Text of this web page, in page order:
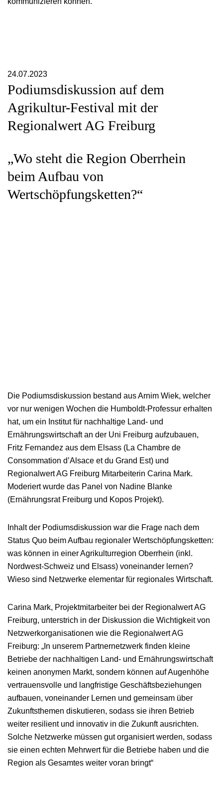
24.07.2023
Podiumsdiskussion auf dem
Agrikultur-Festival mit der
Regionalwert AG Freiburg
„Wo steht die Region Oberrhein
beim Aufbau von
Wertschöpfungsketten?“
Die Podiumsdiskussion bestand aus Arnim Wiek, welcher
vor nur wenigen Wochen die Humboldt-Professur erhalten
hat, um ein Institut für nachhaltige Land- und
Ernährungswirtschaft an der Uni Freiburg aufzubauen,
Fritz Fernandez aus dem Elsass (La Chambre de
Consommation d’Alsace et du Grand Est) und
Regionalwert AG Freiburg Mitarbeiterin Carina Mark.
Moderiert wurde das Panel von Nadine Blanke
(Ernährungsrat Freiburg und Kopos Projekt).
Inhalt der Podiumsdiskussion war die Frage nach dem
Status Quo beim Aufbau regionaler Wertschöpfungsketten:
was können in einer Agrikulturregion Oberrhein (inkl.
Nordwest-Schweiz und Elsass) voneinander lernen?
Wieso sind Netzwerke elementar für regionales Wirtschaft.
Carina Mark, Projektmitarbeiter bei der Regionalwert AG
Freiburg, unterstrich in der Diskussion die Wichtigkeit von
Netzwerkorganisationen wie die Regionalwert AG
Freiburg: „In unserem Partnernetzwerk finden kleine
Betriebe der nachhaltigen Land- und Ernährungswirtschaft
keinen anonymen Markt, sondern können auf Augenhöhe
vertrauensvolle und langfristige Geschäftsbeziehungen
aufbauen, voneinander Lernen und gemeinsam über
Zukunftsthemen diskutieren, sodass sie ihren Betrieb
weiter resilient und innovativ in die Zukunft ausrichten.
Solche Netzwerke müssen gut organisiert werden, sodass
sie einen echten Mehrwert für die Betriebe haben und die
Region als Gesamtes weiter voran bringt“